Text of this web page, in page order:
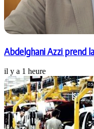
Abdelghani Azzi prend
il y a 1 heure